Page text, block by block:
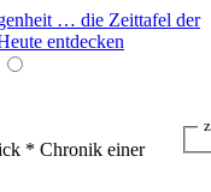
… die Zeittafel der
entdecken
* Chronik einer